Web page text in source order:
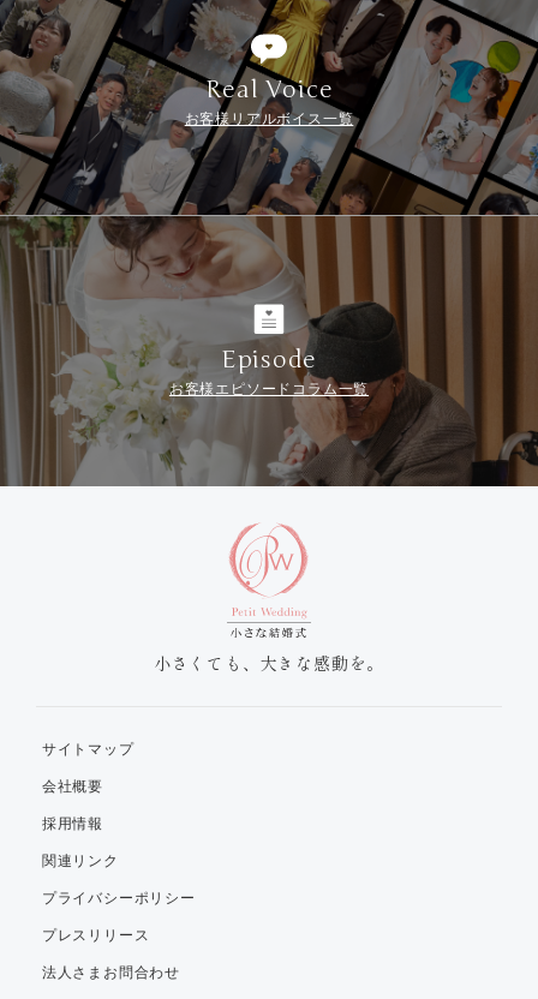
Real Voice
お客様リアルボイス一覧
Episode
お客様エピソードコラム一覧
小さくても、大きな感動を。
サイトマップ
会社概要
採用情報
関連リンク
プライバシーポリシー
プレスリリース
法人さまお問合わせ